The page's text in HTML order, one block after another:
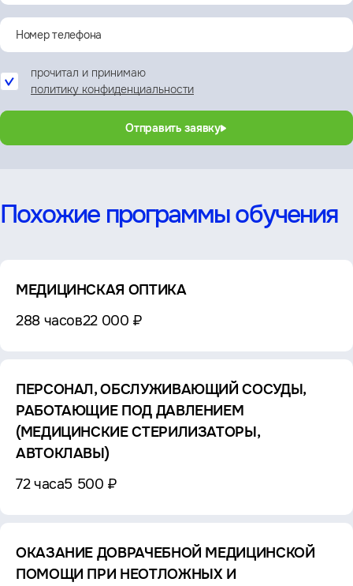
прочитал и принимаю
политику конфиденциальности
Отправить заявку
Похожие программы обучения
МЕДИЦИНСКАЯ ОПТИКА
288 часов22 000 ₽
ПЕРСОНАЛ, ОБСЛУЖИВАЮЩИЙ СОСУДЫ,
РАБОТАЮЩИЕ ПОД ДАВЛЕНИЕМ
(МЕДИЦИНСКИЕ СТЕРИЛИЗАТОРЫ,
АВТОКЛАВЫ)
72 часа5 500 ₽
ОКАЗАНИЕ ДОВРАЧЕБНОЙ МЕДИЦИНСКОЙ
ПОМОЩИ ПРИ НЕОТЛОЖНЫХ И